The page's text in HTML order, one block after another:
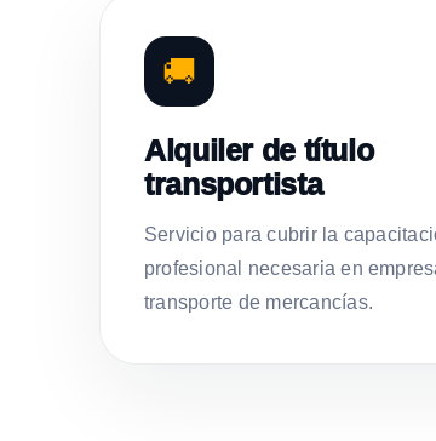
🚚
Alquiler de título
transportista
Servicio para cubrir la
profesional necesaria en
transporte de mercancías.